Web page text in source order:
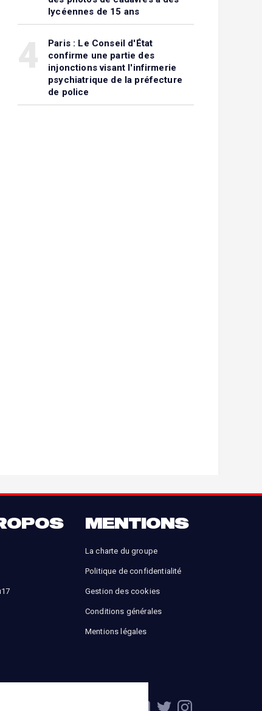
lycéennes de 15 ans
Paris : Le Conseil d'État
confirme une partie des
injonctions visant l'infirmerie
psychiatrique de la préfecture
de police
MENTIONS
La charte du groupe
Politique de confidentialité
Gestion des cookies
Conditions générales
Mentions légales